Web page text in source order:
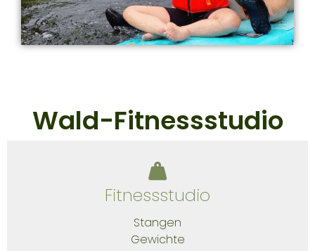
Wald-Fitnessstudio
Fitnessstudio
Stangen
Gewichte